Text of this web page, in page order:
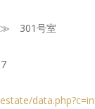
≫ 301号室